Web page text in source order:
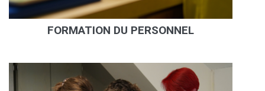
FORMATION DU PERSONNEL